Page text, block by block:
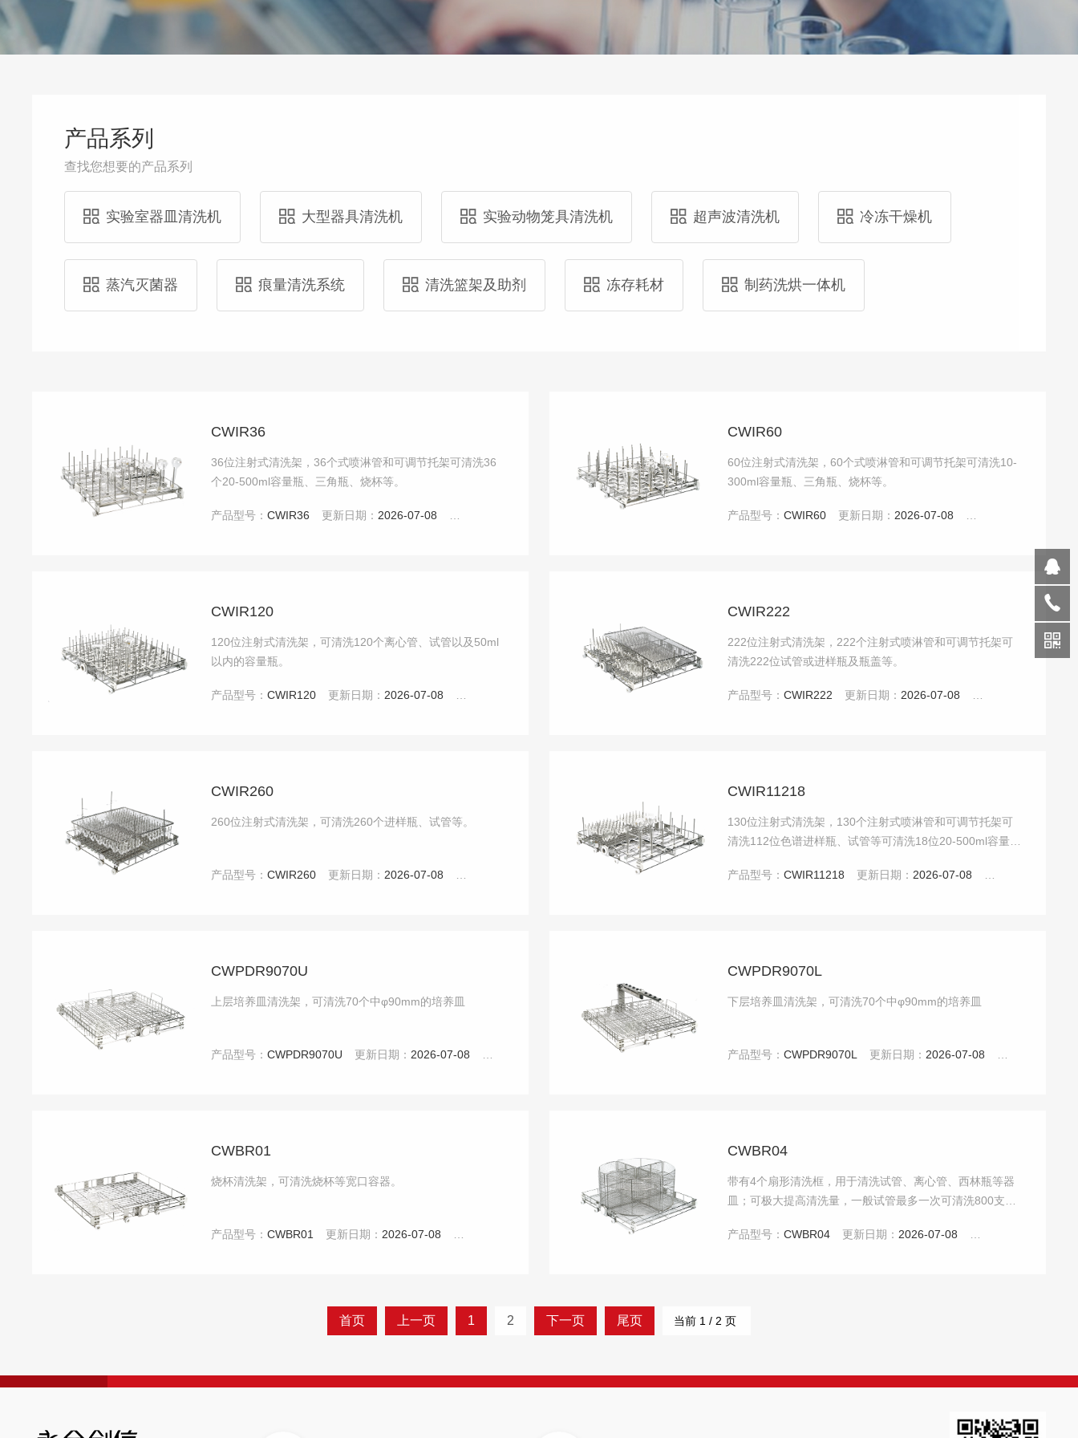
产品系列
查找您想要的产品系列
实验室器皿清洗机 大型器具清洗机 实验动物笼具清洗机 超声波清洗机 冷冻干燥机
蒸汽灭菌器 痕量清洗系统 清洗篮架及助剂 冻存耗材 制药洗烘一体机
CWIR36
36位注射式清洗架，36个式喷淋管和可调节托架可清洗36
个20-500ml容量瓶、三角瓶、烧杯等。
产品型号：CWIR36 更新日期： 2026-07-08
CWIR60
60位注射式清洗架，60个式喷淋管和可调节托架可清洗10-
300ml容量瓶、三角瓶、烧杯等。
产品型号：CWIR60 更新日期： 2026-07-08
CWIR120
120位注射式清洗架，可清洗120个离心管、试管以及50ml
以内的容量瓶。
产品型号：CWIR120 更新日期： 2026-07-08
CWIR222
222位注射式清洗架，222个注射式喷淋管和可调节托架可
清洗222位试管或进样瓶及瓶盖等。
产品型号：CWIR222 更新日期： 2026-07-08
CWIR260
260位注射式清洗架，可清洗260个进样瓶、试管等。
产品型号：CWIR260 更新日期： 2026-07-08
CWIR11218
130位注射式清洗架，130个注射式喷淋管和可调节托架可
清洗112位色谱进样瓶、试管等可清洗18位20-500ml容量
产品型号：CWIR11218 更新日期： 2026-07-08
CWPDR9070U
上层培养皿清洗架，可清洗70个中φ90mm的培养皿
产品型号：CWPDR9070U 更新日期： 2026-07-08
CWPDR9070L
下层培养皿清洗架，可清洗70个中φ90mm的培养皿
产品型号：CWPDR9070L 更新日期： 2026-07-08
CWBR01
烧杯清洗架，可清洗烧杯等宽口容器。
产品型号：CWBR01 更新日期： 2026-07-08
CWBR04
带有4个扇形清洗框，用于清洗试管、离心管、西林瓶等器
皿；可极大提高清洗量，一般试管最多一次可清洗800支左
产品型号：CWBR04 更新日期： 2026-07-08
首页 上一页 1 2 下一页 尾页